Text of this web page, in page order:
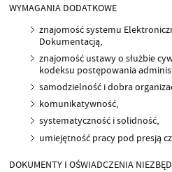
WYMAGANIA DODATKOWE
znajomość systemu
Dokumentacją,
znajomość ustawy o służbie
kodeksu postępowania
samodzielność i dobra
komunikatywność,
systematyczność i solidność,
umiejętność pracy pod presją
DOKUMENTY I OŚWIADCZENIA